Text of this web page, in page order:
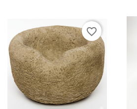
favorite_border